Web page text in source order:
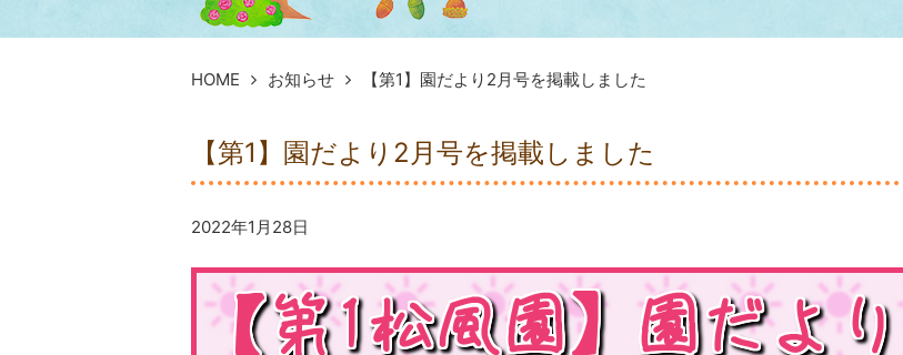
HOME お知らせ 【第1】園だより2月号を掲載しました
【第1】園だより2月号を掲載しました
2022年1月28日